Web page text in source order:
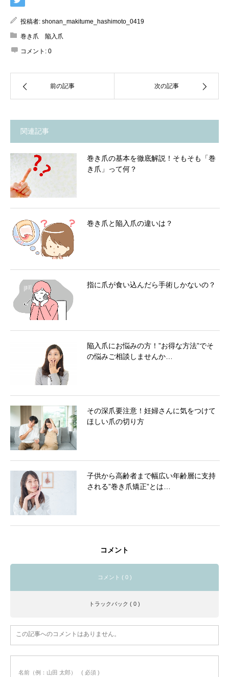
投稿者: shonan_makitume_hashimoto_0419
巻き爪 陥入爪
コメント: 0
前の記事 次の記事
関連記事
巻き爪の基本を徹底解説！そもそも「巻
き爪」って何？
巻き爪と陥入爪の違いは？
指に爪が食い込んだら手術しかないの？
陥入爪にお悩みの方！”お得な方法”でそ
の悩みご相談しませんか…
その深爪要注意！妊婦さんに気をつけて
ほしい爪の切り方
子供から高齢者まで幅広い年齢層に支持
される”巻き爪矯正”とは…
コメント
コメント ( 0 )
トラックバック ( 0 )
この記事へのコメントはありません。
名前（例：山田 太郎） ( 必須 )